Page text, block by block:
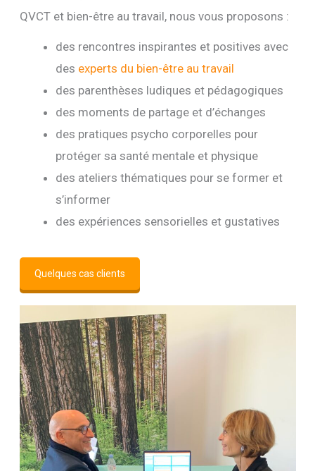
QVCT et bien-être au travail, nous vous proposons :
des rencontres inspirantes et positives avec
des experts du bien-être au travail
des parenthèses ludiques et pédagogiques
des moments de partage et d’échanges
des pratiques psycho corporelles pour
protéger sa santé mentale et physique
des ateliers thématiques pour se former et
s’informer
des expériences sensorielles et gustatives
Quelques cas clients